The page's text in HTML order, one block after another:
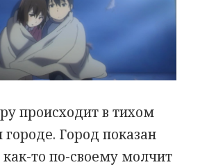
происходит в тихом
Город показан
то по-своему молчит